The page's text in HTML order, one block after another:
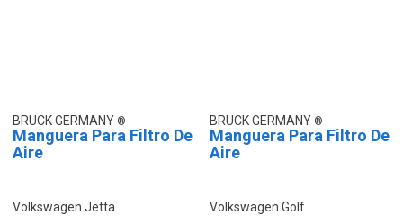
BRUCK GERMANY
Manguera Para Filtro De
Aire
Volkswagen Jetta
BRUCK GERMANY
Manguera Para Filtro De
Aire
Volkswagen Golf